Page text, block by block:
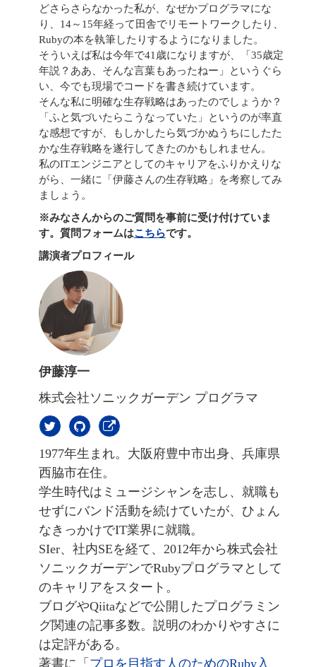
どさらさらなかった私が、なぜかプログラマにな
り、14～15年経って田舎でリモートワークしたり、
Rubyの本を執筆したりするようになりました。
そういえば私は今年で41歳になりますが、「35歳定
年説？ああ、そんな言葉もあったねー」というぐら
い、今でも現場でコードを書き続けています。
そんな私に明確な生存戦略はあったのでしょうか？
「ふと気づいたらこうなっていた」というのが率直
な感想ですが、もしかしたら気づかぬうちにしたた
かな生存戦略を遂行してきたのかもしれません。
私のITエンジニアとしてのキャリアをふりかえりな
がら、一緒に「伊藤さんの生存戦略」を考察してみ
ましょう。
※みなさんからのご質問を事前に受け付けていま
す。質問フォームはこちらです。
講演者プロフィール
伊藤淳一
株式会社ソニックガーデン プログラマ
1977年生まれ。大阪府豊中市出身、兵庫県
西脇市在住。
学生時代はミュージシャンを志し、就職も
せずにバンド活動を続けていたが、ひょん
なきっかけでIT業界に就職。
SIer、社内SEを経て、2012年から株式会社
ソニックガーデンでRubyプログラマとして
のキャリアをスタート。
ブログやQiitaなどで公開したプログラミン
グ関連の記事多数。説明のわかりやすさに
は定評がある。
著書に「 プロを目指す人のためのRuby入